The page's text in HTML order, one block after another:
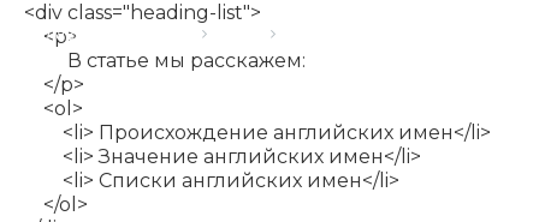
Главная страница
<div class="heading-list">
<p>
В статье мы расскажем:
</p>
<ol>
<li> Происхождение английских имен</li>
<li> Значение английских имен</li>
<li> Списки английских имен</li>
</ol>